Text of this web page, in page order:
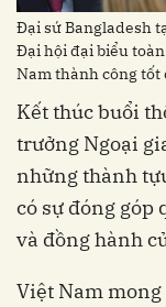
Đại sứ Bangladesh
Đại hội đại biểu
Nam thành công tốt
Kết thúc buổi
trưởng Ngoại
những thành
có sự đóng góp
và đồng hành
Việt Nam